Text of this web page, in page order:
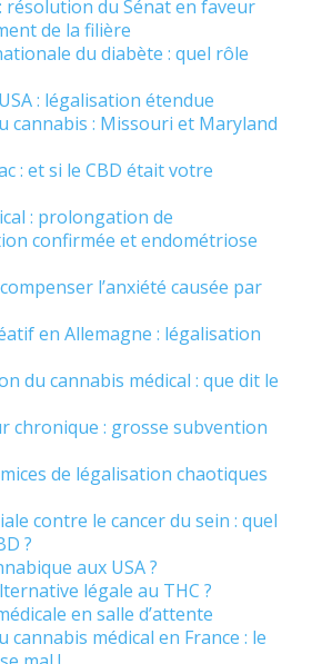
résolution du Sénat en faveur
de la filière
du diabète : quel rôle
: légalisation étendue
cannabis : Missouri et Maryland
: et si le CBD était votre
: prolongation de
confirmée et endométriose
l’anxiété causée par
en Allemagne : légalisation
du cannabis médical : que dit le
chronique : grosse subvention
de légalisation chaotiques
contre le cancer du sein : quel
?
aux USA ?
légale au THC ?
en salle d’attente
cannabis médical en France : le